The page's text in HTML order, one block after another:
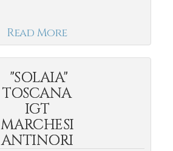
Read More
"SOLAIA"
TOSCANA
IGT
MARCHESI
ANTINORI